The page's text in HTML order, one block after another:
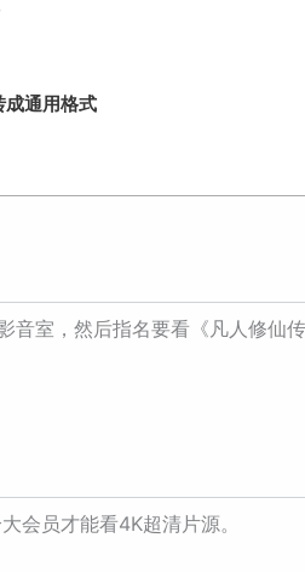
通用格式
音室，然后指名要看《凡人修
会员才能看4K超清片源。